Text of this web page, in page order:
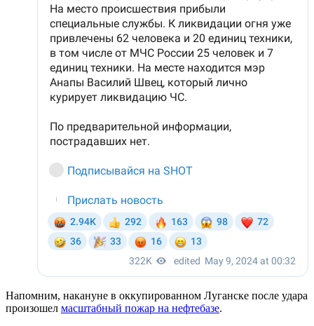
Напомним, накануне в оккупированном Луганске после удара
произошел масштабный пожар на нефтебазе.